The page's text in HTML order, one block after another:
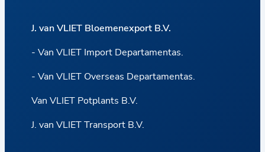
J. van VLIET Bloemenexport B.V.
- Van VLIET Import Departamentas.
- Van VLIET Overseas Departamentas.
Van VLIET Potplants B.V.
J. van VLIET Transport B.V.